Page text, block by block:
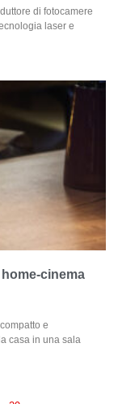
di fotocamere
laser e
cinema
e
casa in una sala